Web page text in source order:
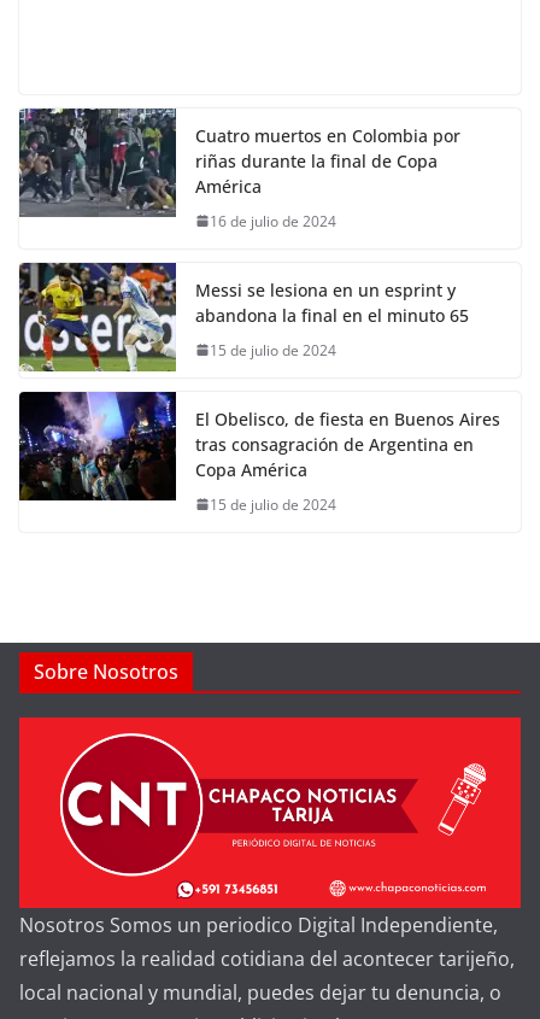
Cuatro muertos en Colombia por
riñas durante la final de Copa
América
16 de julio de 2024
Messi se lesiona en un esprint y
abandona la final en el minuto 65
15 de julio de 2024
El Obelisco, de fiesta en Buenos Aires
tras consagración de Argentina en
Copa América
15 de julio de 2024
Sobre Nosotros
Nosotros Somos un periodico Digital Independiente,
reflejamos la realidad cotidiana del acontecer tarijeño,
local nacional y mundial, puedes dejar tu denuncia, o